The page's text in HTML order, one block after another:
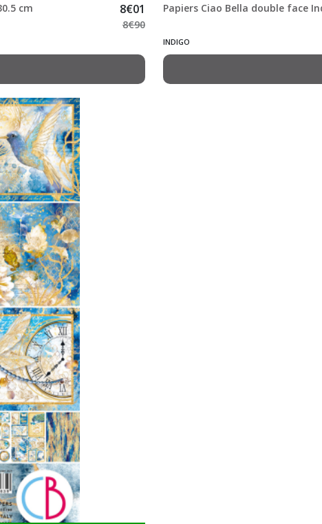
cm
8€01
8€90
Papiers Ciao Bella double face
INDIGO